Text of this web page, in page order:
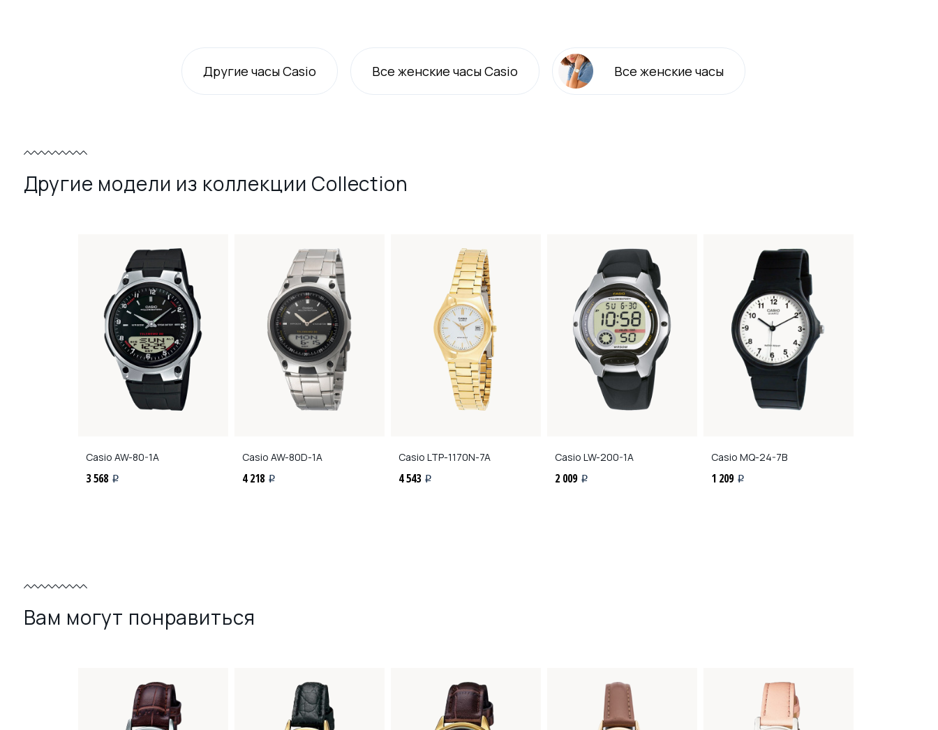
Другие часы Casio Всеженские часы Casio Всеженские часы
Другие модели из коллекции Collection
Casio AW-80-1A
3 568 i
Casio AW-80D-1A
4 218 i
Casio LTP-1170N-7A
4 543 i
Casio LW-200-1A
2 009 i
Casio MQ-24-7B
1 209 i
Вам могут понравиться